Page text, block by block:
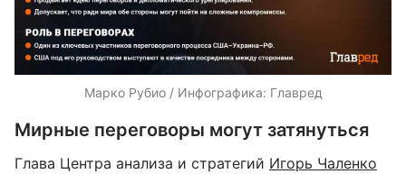
Марко Рубио / Инфографика: Главред
Мирные переговоры могут затянуться
Глава Центра анализа и стратегий Игорь Чаленко